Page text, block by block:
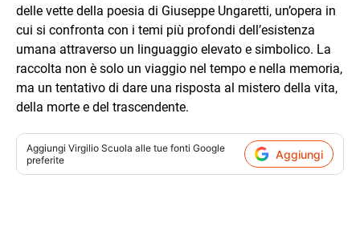
delle vette della poesia di Giuseppe Ungaretti, un’opera in
cui si confronta con i temi più profondi dell’esistenza
umana attraverso un linguaggio elevato e simbolico. La
raccolta non è solo un viaggio nel tempo e nella memoria,
ma un tentativo di dare una risposta al mistero della vita,
della morte e del trascendente.
Aggiungi Virgilio Scuola alle tue fonti Google
preferite
Aggiungi